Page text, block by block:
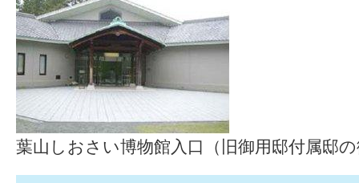
葉山しおさい博物館入口（旧御用邸付属邸